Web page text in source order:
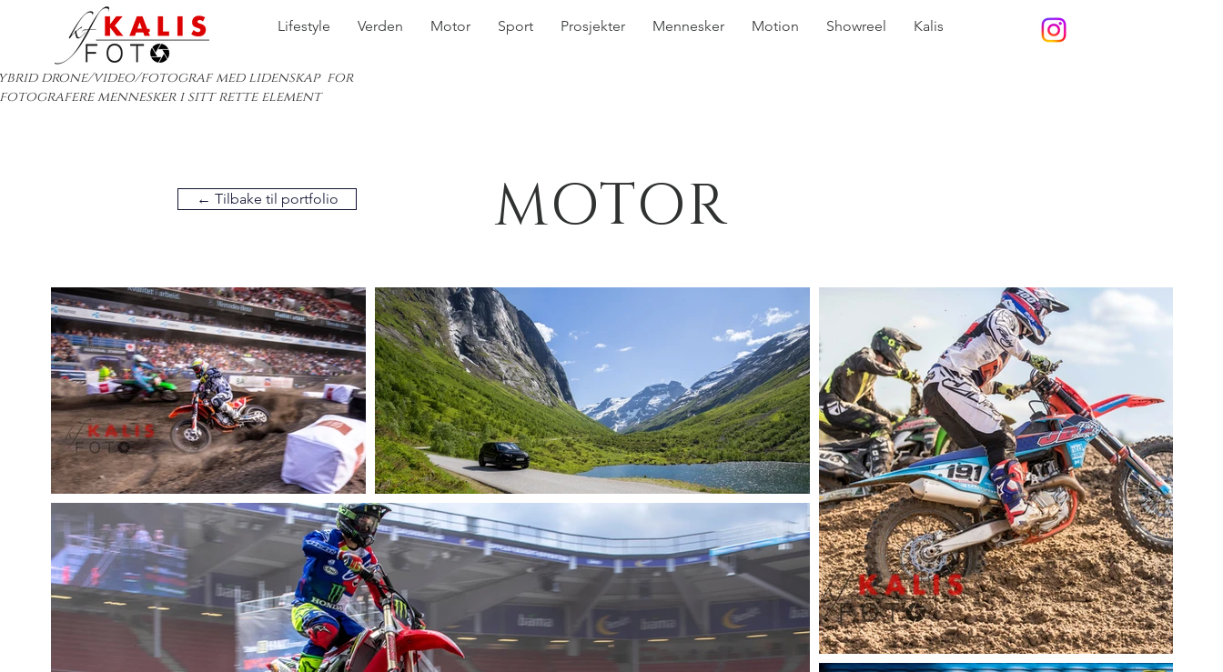
Lifestyle Verden Motor Sport Prosjekter Mennesker Motion Showreel Kalis
drone/video/fotograf med lidenskap for
mennesker i sitt rette element
MOTOR
← Tilbake til portfolio